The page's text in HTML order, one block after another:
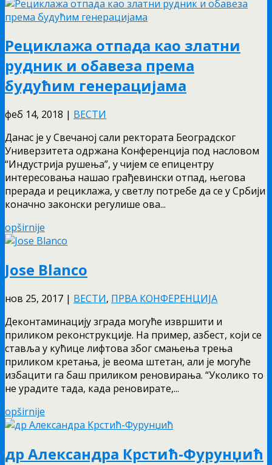
Рециклажа отпада као златни
рудник и обавеза према
будућим генерацијама
феб 14, 2018 | ВЕСТИ
Данас је у Свечаној сали ректората Београдског
Универзитета одржана Конференција под насловом
“Индустрија рушења”, у чијем се епицентру
интересовања нашао грађевински отпад, његова
прерада и рециклажа, у светлу потребе да се у Србији
коначно законски регулише ова...
opširnije
Jose Blanco
нов 25, 2017 | ВЕСТИ, ПРВА КОНФЕРЕНЦИЈА
Деконтаминацију зграда могуће извршити и
приликом реконструкције. На пример, азбест, који се
ставља у кућице лифтова због смањења трења
приликом кретања, је веома штетан, али је могуће
избацити га баш приликом реновирања. “Уколико то
не урадите тада, када реновирате,...
opširnije
др Александра Крстић-Фурунџић